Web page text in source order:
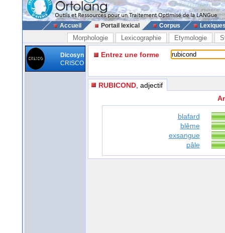
Accueil Portail lexical Corpus
Morphologie Lexicographie Etymologie
Dicosyn
CRISCO
Entrez une forme
RUBICOND , adjectif
blafard
blême
exsangue
pâle